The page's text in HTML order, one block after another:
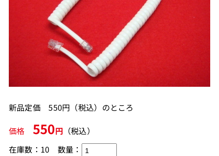
新品定価 550円（税込）のところ
価格 550円 （税込）
在庫数：10 数量：